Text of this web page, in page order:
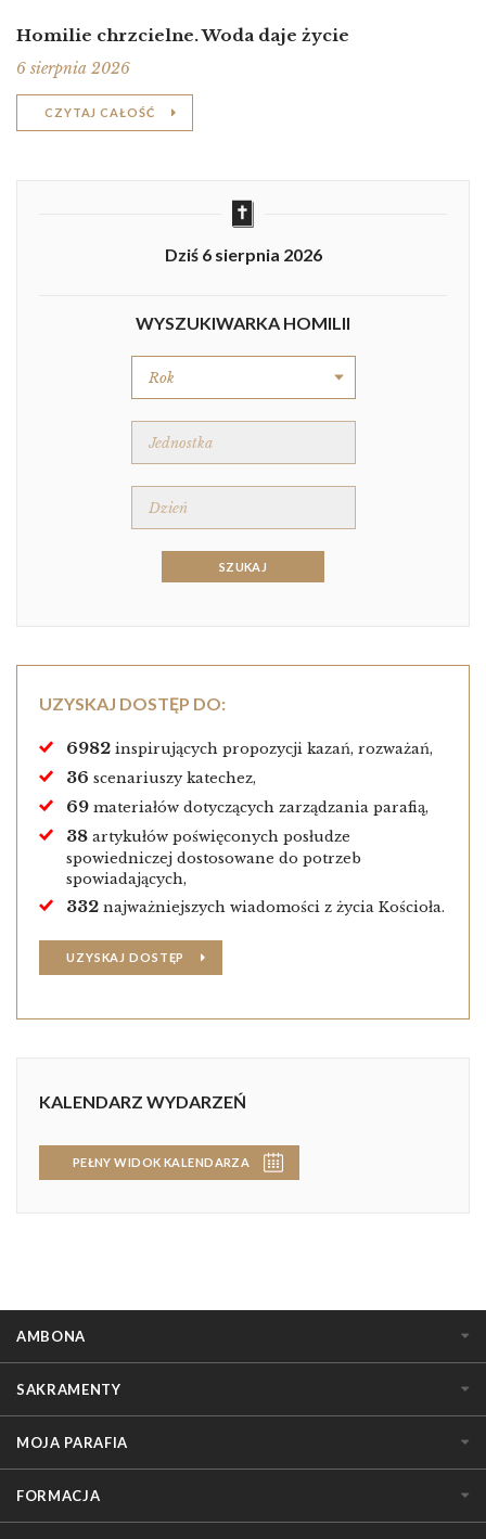
Homilie chrzcielne. Woda daje życie
6 sierpnia 2026
CZYTAJ CAŁOŚĆ
Dziś 6 sierpnia 2026
WYSZUKIWARKA HOMILII
UZYSKAJ DOSTĘP DO:
6982 inspirujących propozycji kazań, rozważań,
36 scenariuszy katechez,
69 materiałów dotyczących zarządzania parafią,
38 artykułów poświęconych posłudze
spowiedniczej dostosowane do potrzeb
spowiadających,
332 najważniejszych wiadomości z życia Kościoła.
UZYSKAJ DOSTĘP
KALENDARZ WYDARZEŃ
PEŁNY WIDOK KALENDARZA
AMBONA
SAKRAMENTY
MOJA PARAFIA
FORMACJA